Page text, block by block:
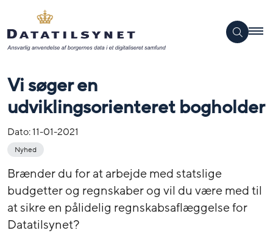
Vi søger en
udviklingsorienteret bogholder
Dato:11-01-2021
Nyhed
Brænder du for at arbejde med statslige
budgetter og regnskaber og vil du være med til
at sikre en pålidelig regnskabsaflæggelse for
Datatilsynet?